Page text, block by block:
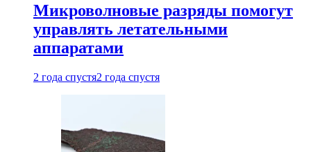
Микроволновые разряды помогут
управлять летательными
аппаратами
2 года спустя2 года спустя